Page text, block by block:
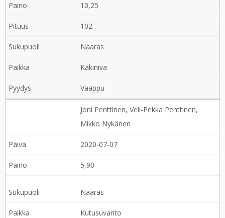
10,25
102
Naaras
Käkiniva
Vaappu
Joni Penttinen, Veli-Pekka Penttinen,
Mikko Nykänen
2020-07-07
5,90
Naaras
Kutusuvanto